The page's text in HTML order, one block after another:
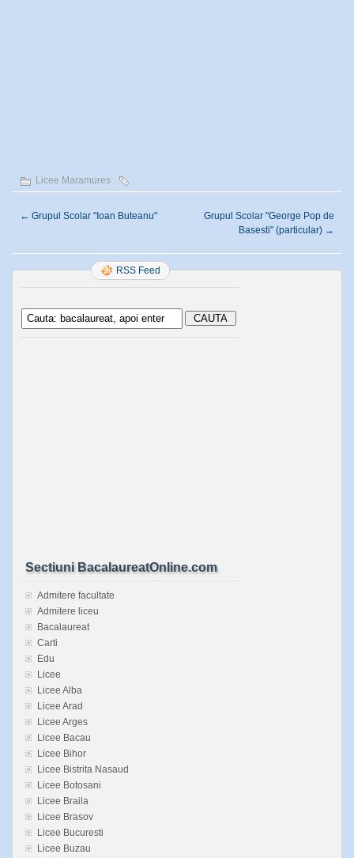
Licee Maramures
← Grupul Scolar "Ioan Buteanu"
Grupul Scolar "George Pop de
Basesti" (particular) →
RSS Feed
Sectiuni BacalaureatOnline.com
Admitere facultate
Admitere liceu
Bacalaureat
Carti
Edu
Licee
Licee Alba
Licee Arad
Licee Arges
Licee Bacau
Licee Bihor
Licee Bistrita Nasaud
Licee Botosani
Licee Braila
Licee Brasov
Licee Bucuresti
Licee Buzau